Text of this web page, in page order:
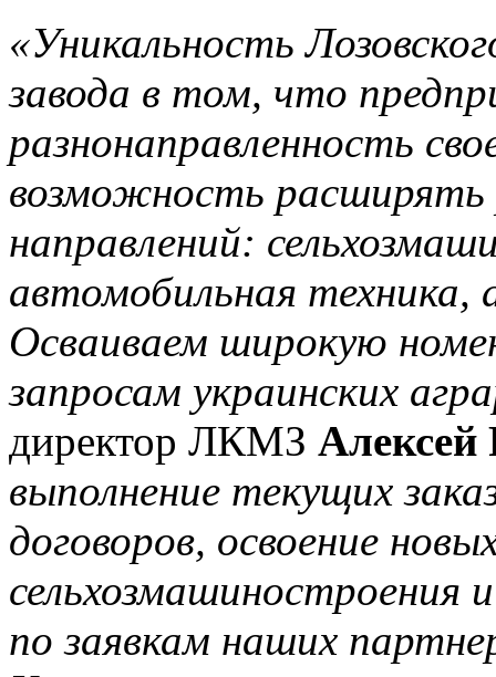
«Уникальность
завода в том, что
разнонаправленность
возможность расширять
направлений:
автомобильная
Осваиваем широкую
запросам украинских
директор ЛКМЗ Алексей
выполнение текущих
договоров, освоение
сельхозмашиностроения
по заявкам наших